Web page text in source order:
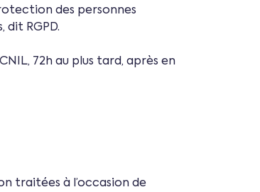
des personnes
RGPD.
72h au plus tard, après en
traitées à l’occasion de